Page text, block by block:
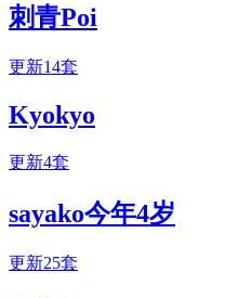
刺青Poi
更新14套
Kyokyo
更新4套
sayako今年4岁
更新25套